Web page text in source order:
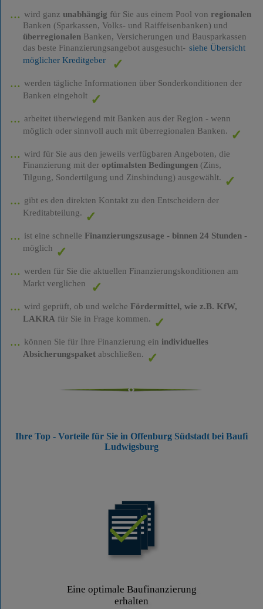
wird ganz unabhängig für Sie aus einem Pool von regionalen
Banken (Sparkassen, Volks- und Raiffeisenbanken) und
überregionalenBanken, Versicherungen und Bausparkassen
das beste Finanzierungsangebot ausgesucht- siehe Übersicht
möglicher Kreditgeber
werden tägliche Informationen über Sonderkonditionen der
Banken eingeholt
arbeitet überwiegend mit Banken aus der Region - wenn
möglich oder sinnvoll auch mit überregionalen Banken.
wird für Sie aus den jeweils verfügbaren Angeboten, die
Finanzierung mit der optimalsten Bedingungen(Zins,
Tilgung, Sondertilgung und Zinsbindung) ausgewählt.
gibt es den direkten Kontakt zu den Entscheidern der
Kreditabteilung.
ist eine schnelle Finanzierungszusage - binnen 24 Stunden-
möglich
werden für Sie die aktuellen Finanzierungskonditionen am
Markt verglichen
wird geprüft, ob und welche Fördermittel, wie z.B. KfW,
LAKRA für Sie in Frage kommen.
können Sie für Ihre Finanzierung ein individuelles
Absicherungspaketabschließen.
Ihre Top - Vorteile für Sie in Offenburg Südstadt bei Baufi
Ludwigsburg
Eine optimale Baufinanzierung
erhalten